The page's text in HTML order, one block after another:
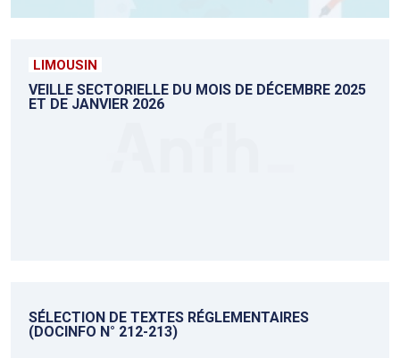
LIMOUSIN
VEILLE SECTORIELLE DU MOIS DE DÉCEMBRE 2025
ET DE JANVIER 2026
SÉLECTION DE TEXTES RÉGLEMENTAIRES
(DOCINFO N° 212-213)